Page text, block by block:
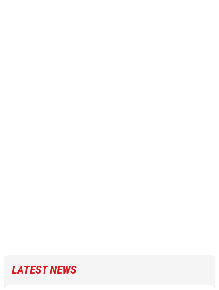
LATEST NEWS